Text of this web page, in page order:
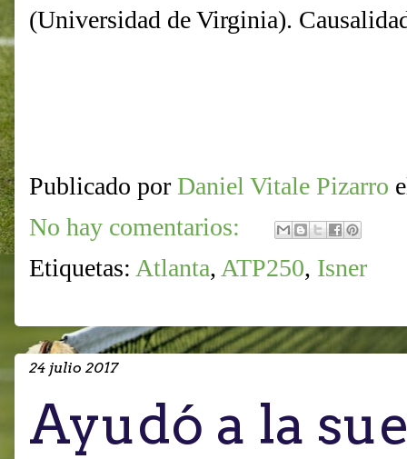
(Universidad de Virginia).
Publicado por Daniel Vitale Pizarro
No hay comentarios:
Etiquetas: Atlanta, ATP250, Isner
24 julio 2017
Ayudó a la